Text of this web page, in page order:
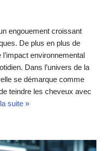
engouement croissant
De plus en plus de
environnemental
Dans l’univers de la
se démarque comme
teindre les cheveux avec
suite »